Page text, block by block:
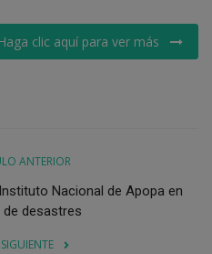
Haga clic aquí para ver más
ANTERIOR
Nacional de Apopa en
desastres